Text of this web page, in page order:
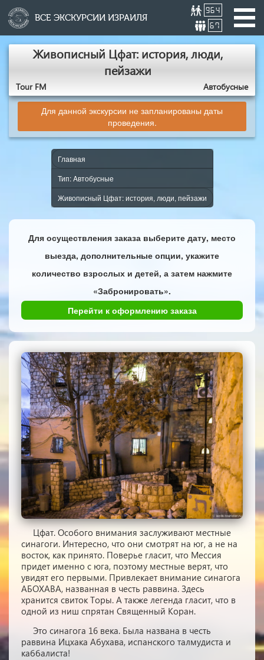
ВСЕ ЭКСКУРСИИ ИЗРАИЛЯ
964
67
Живописный Цфат: история, люди,
пейзажи
Tour FM Aвтобусные
Для данной экскурсии не запланированы даты
проведения.
Главная
Тип: Aвтобусные
Живописный Цфат: история, люди, пейзажи
Для осуществления заказа выберите дату, место
выезда, дополнительные опции, укажите
количество взрослых и детей, а затем нажмите
«Забронировать».
Перейти к оформлению заказа
Цфат. Особого внимания заслуживают местные
синагоги. Интересно, что они смотрят на юг, а не на
восток, как принято. Поверье гласит, что Мессия
придет именно с юга, поэтому местные верят, что
увидят его первыми. Привлекает внимание синагога
АБОХАВА, названная в честь раввина. Здесь
хранится свиток Торы. А также легенда гласит, что в
одной из ниш спрятан Священный Коран.
Это синагога 16 века. Была названа в честь
раввина Ицхака Абухава, испанского талмудиста и
каббалиста!